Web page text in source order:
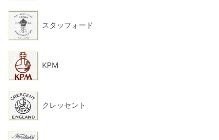
スタッフォード
KPM
クレッセント